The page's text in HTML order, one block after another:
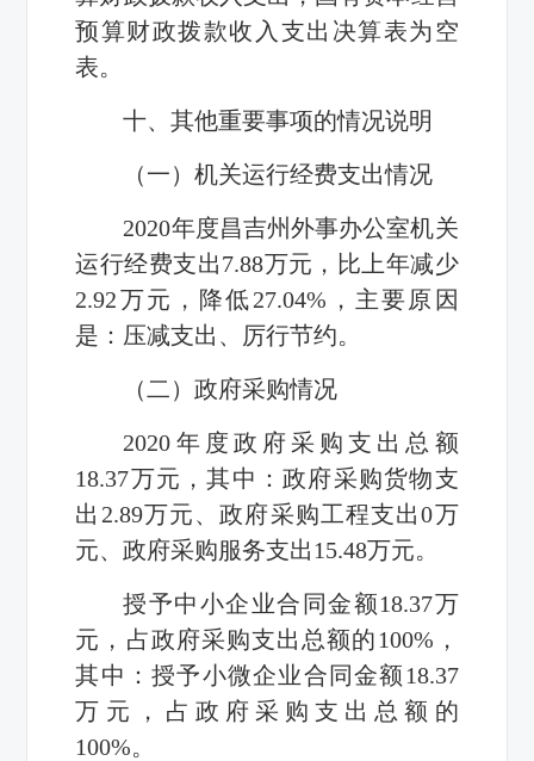
预算财政拨款收入支出决算表为空
表。
十、其他重要事项的情况说明
（一）机关运行经费支出情况
2020年度昌吉州外事办公室机关
运行经费支出7.88万元，比上年减少
2.92万元，降低27.04%，主要原因
是：压减支出、厉行节约。
（二）政府采购情况
2020年度政府采购支出总额
18.37万元，其中：政府采购货物支
出2.89万元、政府采购工程支出0万
元、政府采购服务支出15.48万元。
授予中小企业合同金额18.37万
元，占政府采购支出总额的100%，
其中：授予小微企业合同金额18.37
万元，占政府采购支出总额的
100%。